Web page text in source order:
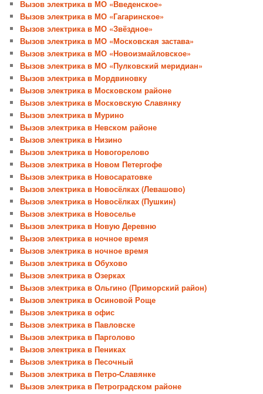
Вызов электрика в МО «Введенское»
Вызов электрика в МО «Гагаринское»
Вызов электрика в МО «Звёздное»
Вызов электрика в МО «Московская застава»
Вызов электрика в МО «Новоизмайловское»
Вызов электрика в МО «Пулковский меридиан»
Вызов электрика в Мордвиновку
Вызов электрика в Московском районе
Вызов электрика в Московскую Славянку
Вызов электрика в Мурино
Вызов электрика в Невском районе
Вызов электрика в Низино
Вызов электрика в Новогорелово
Вызов электрика в Новом Петергофе
Вызов электрика в Новосаратовке
Вызов электрика в Новосёлках (Левашово)
Вызов электрика в Новосёлках (Пушкин)
Вызов электрика в Новоселье
Вызов электрика в Новую Деревню
Вызов электрика в ночное время
Вызов электрика в ночное время
Вызов электрика в Обухово
Вызов электрика в Озерках
Вызов электрика в Ольгино (Приморский район)
Вызов электрика в Осиновой Роще
Вызов электрика в офис
Вызов электрика в Павловске
Вызов электрика в Парголово
Вызов электрика в Пениках
Вызов электрика в Песочный
Вызов электрика в Петро-Славянке
Вызов электрика в Петроградском районе